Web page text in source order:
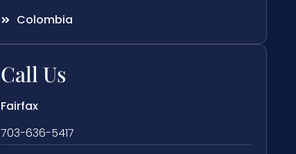
Colombia
Call Us
Fairfax
703-636-5417